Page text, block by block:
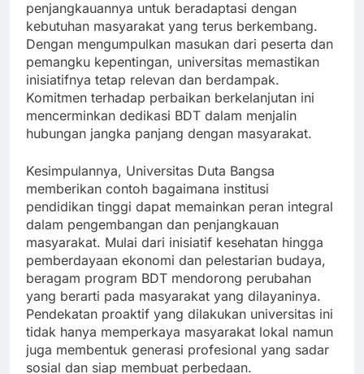
BDT secara berkala menilai program dan strategi
penjangkauannya untuk beradaptasi dengan
kebutuhan masyarakat yang terus berkembang.
Dengan mengumpulkan masukan dari peserta dan
pemangku kepentingan, universitas memastikan
inisiatifnya tetap relevan dan berdampak.
Komitmen terhadap perbaikan berkelanjutan ini
mencerminkan dedikasi BDT dalam menjalin
Kesimpulannya, Universitas Duta Bangsa
memberikan contoh bagaimana institusi
pendidikan tinggi dapat memainkan peran integral
dalam pengembangan dan penjangkauan
masyarakat. Mulai dari inisiatif kesehatan hingga
pemberdayaan ekonomi dan pelestarian budaya,
beragam program BDT mendorong perubahan
yang berarti pada masyarakat yang dilayaninya.
Pendekatan proaktif yang dilakukan universitas ini
tidak hanya memperkaya masyarakat lokal namun
juga membentuk generasi profesional yang sadar